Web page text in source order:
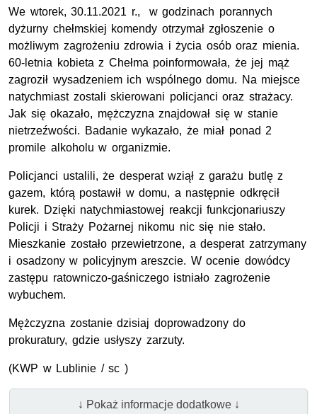
We wtorek, 30.11.2021 r., w godzinach porannych
dyżurny chełmskiej komendy otrzymał zgłoszenie o
możliwym zagrożeniu zdrowia i życia osób oraz mienia.
60-letnia kobieta z Chełma poinformowała, że jej mąż
zagroził wysadzeniem ich wspólnego domu. Na miejsce
natychmiast zostali skierowani policjanci oraz strażacy.
Jak się okazało, mężczyzna znajdował się w stanie
nietrzeźwości. Badanie wykazało, że miał ponad 2
promile alkoholu w organizmie.
Policjanci ustalili, że desperat wziął z garażu butlę z
gazem, którą postawił w domu, a następnie odkręcił
kurek. Dzięki natychmiastowej reakcji funkcjonariuszy
Policji i Straży Pożarnej nikomu nic się nie stało.
Mieszkanie zostało przewietrzone, a desperat zatrzymany
i osadzony w policyjnym areszcie. W ocenie dowódcy
zastępu ratowniczo-gaśniczego istniało zagrożenie
wybuchem.
Mężczyzna zostanie dzisiaj doprowadzony do
prokuratury, gdzie usłyszy zarzuty.
(KWP w Lublinie / sc )
↓ Pokaż informacje dodatkowe ↓